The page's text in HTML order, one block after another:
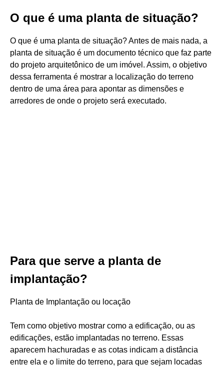
O que é uma planta de situação?
O que é uma planta de situação? Antes de mais nada, a
planta de situação é um documento técnico que faz parte
do projeto arquitetônico de um imóvel. Assim, o objetivo
dessa ferramenta é mostrar a localização do terreno
dentro de uma área para apontar as dimensões e
arredores de onde o projeto será executado.
Para que serve a planta de
implantação?
Planta de Implantação ou locação
Tem como objetivo mostrar como a edificação, ou as
edificações, estão implantadas no terreno. Essas
aparecem hachuradas e as cotas indicam a distância
entre ela e o limite do terreno, para que sejam locadas